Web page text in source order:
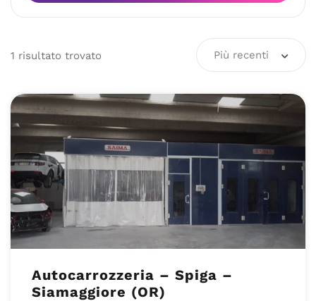
1 risultato trovato Più recenti
Autocarrozzeria – Spiga –
Siamaggiore (OR)